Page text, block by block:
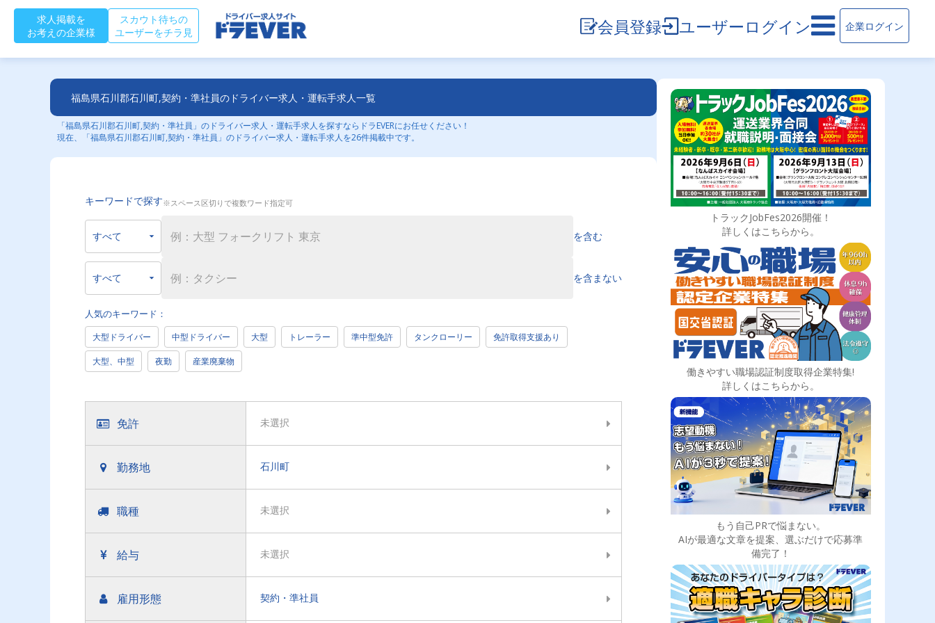
求人掲載を
お考えの企業様
スカウト待ちの
ユーザーをチラ見
会員登録 ユーザーログイン 企業ログイン
福島県石川郡石川町,契約・準社員のドライバー求人・運転手求人一覧
「福島県石川郡石川町,契約・準社員」のドライバー求人・運転手求人を探すならドラEVERにお任せください！
現在、「福島県石川郡石川町,契約・準社員」のドライバー求人・運転手求人を26件掲載中です。
キーワードで探す※スペース区切りで複数ワード指定可
を含む
を含まない
人気のキーワード：
大型ドライバー 中型ドライバー 大型 トレーラー 準中型免許 タンクローリー 免許取得支援あり
大型、中型 夜勤 産業廃棄物
免許 未選択
勤務地 石川町
職種 未選択
給与 未選択
雇用形態 契約・準社員
トラックJobFes2026開催！
詳しくはこちらから。
働きやすい職場認証制度取得企業特集!
詳しくはこちらから。
もう自己PRで悩まない。
AIが最適な文章を提案、選ぶだけで応募準
備完了！